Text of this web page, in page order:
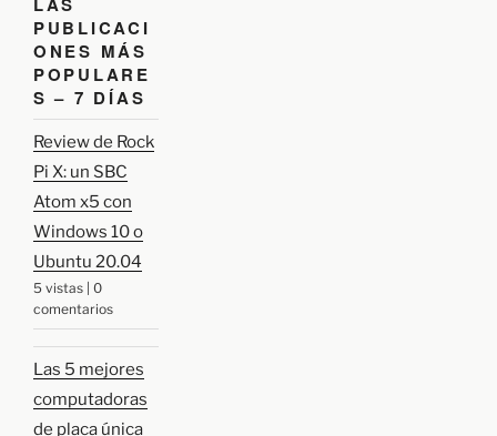
r
a
d
a
r
p
o
r
:
r
PUBLICACI
ONES MÁS
POPULARE
S – 7 DÍAS
Review de Rock
Pi X: un SBC
Atom x5 con
Windows 10 o
Ubuntu 20.04
5 vistas 0
comentarios
Las 5 mejores
computadoras
de placa única